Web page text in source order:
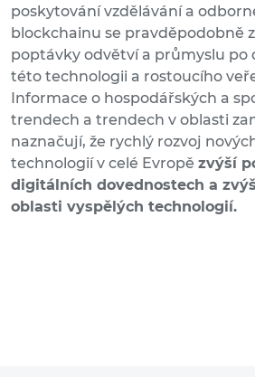
poskytování vzdělávání a
blockchainu se pravděpodobně
poptávky odvětví a průmyslu po
této technologii a rostoucího
Informace o hospodářských a
trendech a trendech v oblasti
naznačují, že rychlý rozvoj
technologií v celé Evropě zvýší
digitálních dovednostech a
oblasti vyspělých technologií.